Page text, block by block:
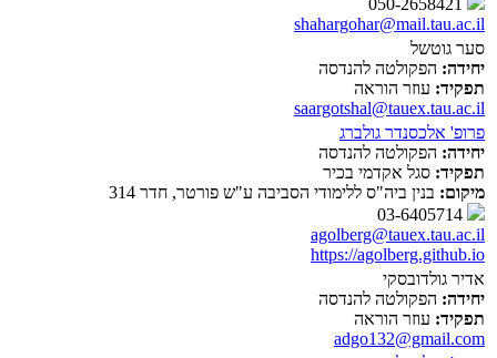
shahargohar@mail.tau.ac.il
סער גוטשל
יחידה: הפקולטה להנדסה
תפקיד: עוזר הוראה
saargotshal@tauex.tau.ac.il
פרופ' אלכסנדר גולברג
יחידה: הפקולטה להנדסה
תפקיד: סגל אקדמי בכיר
מיקום: בנין ביה"ס ללימודי הסביבה ע"ש פורטר, חדר 314
agolberg@tauex.tau.ac.il
https://agolberg.github.io
אדיר גולדובסקי
יחידה: הפקולטה להנדסה
תפקיד: עוזר הוראה
adgo132@gmail.com